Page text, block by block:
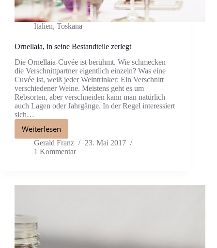
Italien, Toskana
Ornellaia, in seine Bestandteile zerlegt
Die Ornellaia-Cuvée ist berühmt. Wie schmecken
die Verschnittpartner eigentlich einzeln? Was eine
Cuvée ist, weiß jeder Weintrinker: Ein Verschnitt
verschiedener Weine. Meistens geht es um
Rebsorten, aber verschneiden kann man natürlich
auch Lagen oder Jahrgänge. In der Regel interessiert
sich…
Weiterlesen
Gerald Franz
23. Mai 2017
1 Kommentar